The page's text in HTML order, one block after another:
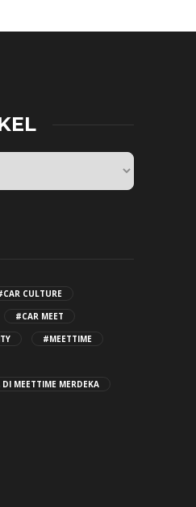
CULTURE
#CAR MEET
#MEETTIME
MEETTIME MERDEKA